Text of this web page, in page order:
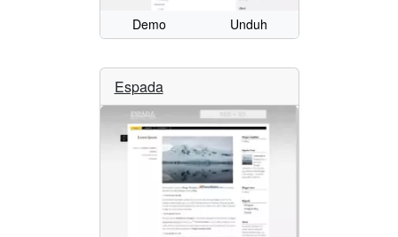
Demo Unduh
Espada